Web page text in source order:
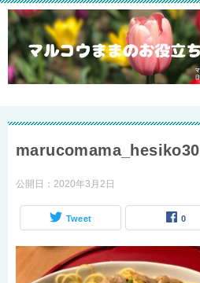
marucomama_hesiko30
公開日： 2020年3月2日
Tweet 0